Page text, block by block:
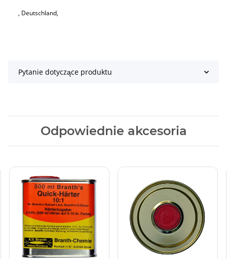
, Deutschland,
Pytanie dotyczące produktu
Odpowiednie akcesoria